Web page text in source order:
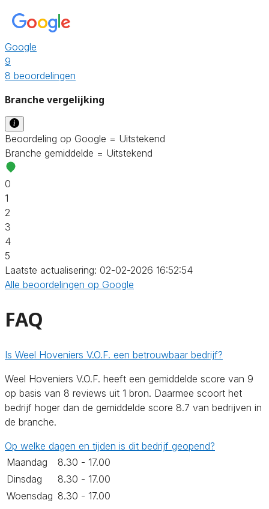
Google
9
8 beoordelingen
Branche vergelijking
Beoordeling op Google = Uitstekend
Branche gemiddelde = Uitstekend
0
1
2
3
4
5
Laatste actualisering: 02-02-2026 16:52:54
Alle beoordelingen op Google
FAQ
Is Weel Hoveniers V.O.F. een betrouwbaar bedrijf?
Weel Hoveniers V.O.F. heeft een gemiddelde score van 9
op basis van 8 reviews uit 1 bron. Daarmee scoort het
bedrijf hoger dan de gemiddelde score 8.7 van bedrijven in
de branche.
Op welke dagen en tijden is dit bedrijf geopend?
Maandag
8.30 - 17.00
Dinsdag
8.30 - 17.00
Woensdag 8.30 - 17.00